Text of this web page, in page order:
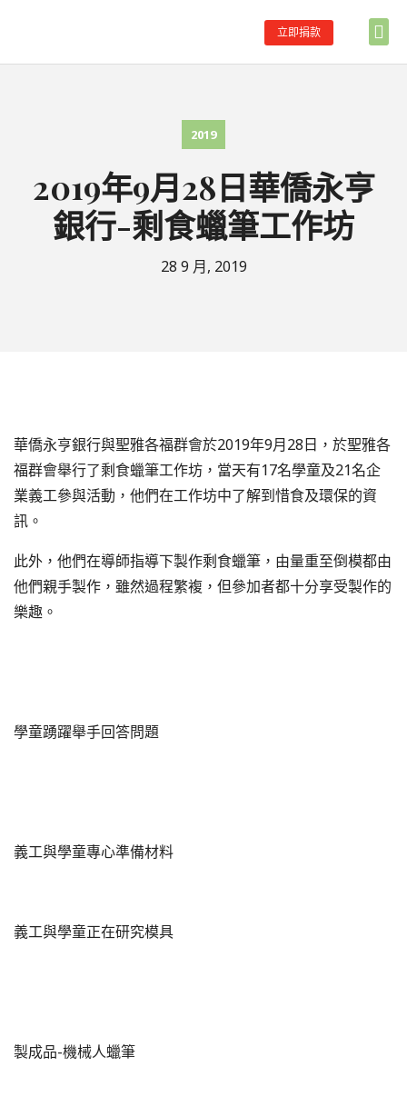
立即捐款
2019
2019年9月28日華僑永亨
銀行-剩食蠟筆工作坊
28 9 月, 2019
華僑永亨銀行與聖雅各福群會於2019年9月28日，於聖雅各
福群會舉行了剩食蠟筆工作坊，當天有17名學童及21名企
業義工參與活動，他們在工作坊中了解到惜食及環保的資
訊。
此外，他們在導師指導下製作剩食蠟筆，由量重至倒模都由
他們親手製作，雖然過程繁複，但參加者都十分享受製作的
樂趣。
學童踴躍舉手回答問題
義工與學童專心準備材料
義工與學童正在研究模具
製成品-機械人蠟筆